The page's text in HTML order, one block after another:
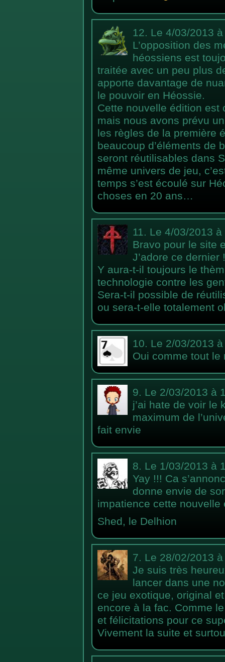
12. Le 4/03/2013
L’opposition des
héossiens est
traitée avec un peu plus
apporte davantage de
le pouvoir en Héossie.
Cette nouvelle édition est
mais nous avons prévu
les règles de la première
beaucoup d’éléments de
seront réutilisables dans
même univers de jeu,
temps s’est écoulé sur
choses en 20 ans…
11. Le 4/03/2013
Bravo pour le site
J’adore ce dernier !
Y aura-t-il toujours le
technologie contre les
Sera-t-il possible de
ou sera-t-elle totalement
10. Le 2/03/2013
Oui comme tout le
9. Le 2/03/2013 à
j’ai hate de voir le
maximum de
fait envie
8. Le 1/03/2013 à
Yay !!! Ca
donne envie de
impatience cette
Shed, le Delhion
7. Le 28/02/2013
Je suis très
lancer dans une
ce jeu exotique, original
encore à la fac. Comme
et félicitations pour ce
Vivement la suite et